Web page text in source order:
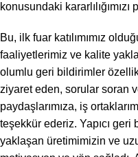
konusundaki kararlılığımızı
Bu, ilk fuar katılımımız
faaliyetlerimiz ve kalite
olumlu geri bildirimler
ziyaret eden, sorular soran
paydaşlarımıza, iş
teşekkür ederiz. Yapıcı geri
yaklaşan üretimimizin ve